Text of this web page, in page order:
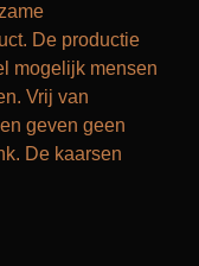
De productie
mogelijk mensen
Vrij van
geven geen
De kaarsen